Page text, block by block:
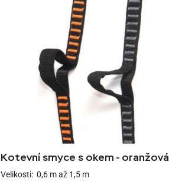
Kotevní smyce s okem - oranžová
Velikosti: 0,6 m až 1,5 m